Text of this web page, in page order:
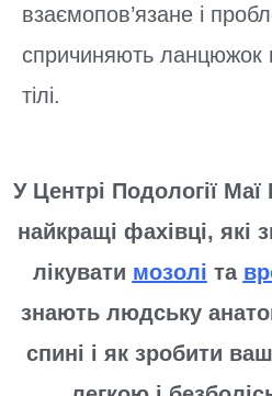
взаємопов’язане і
спричиняють ланцюжок
тілі.
У Центрі Подології
найкращі фахівці, які
лікувати мозолі та
знають людську
спині і як зробити